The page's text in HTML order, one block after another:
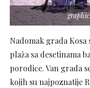
Nadomak grada
plaža sa desetinama
porodice. Van grada
kojih su najpoznatije